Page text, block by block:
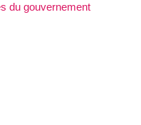
du gouvernement